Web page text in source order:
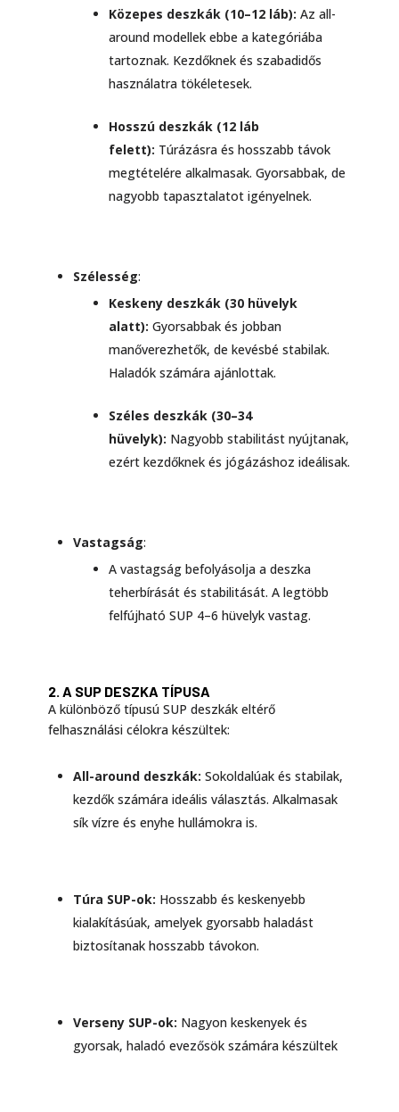
Közepes deszkák (10–12 láb): Az all-
around modellek ebbe a kategóriába
tartoznak. Kezdőknek és szabadidős
használatra tökéletesek.
Hosszú deszkák (12 láb
felett): Túrázásra és hosszabb távok
megtételére alkalmasak. Gyorsabbak, de
nagyobb tapasztalatot igényelnek.
Szélesség:
Keskeny deszkák (30 hüvelyk
alatt): Gyorsabbak és jobban
manőverezhetők, de kevésbé stabilak.
Haladók számára ajánlottak.
Széles deszkák (30–34
hüvelyk): Nagyobb stabilitást nyújtanak,
ezért kezdőknek és jógázáshoz ideálisak.
Vastagság:
A vastagság befolyásolja a deszka
teherbírását és stabilitását. A legtöbb
felfújható SUP 4–6 hüvelyk vastag.
2. A SUP DESZKA TÍPUSA
A különböző típusú SUP deszkák eltérő
felhasználási célokra készültek:
All-around deszkák: Sokoldalúak és stabilak,
kezdők számára ideális választás. Alkalmasak
sík vízre és enyhe hullámokra is.
Túra SUP-ok: Hosszabb és keskenyebb
kialakításúak, amelyek gyorsabb haladást
biztosítanak hosszabb távokon.
Verseny SUP-ok: Nagyon keskenyek és
gyorsak, haladó evezősök számára készültek